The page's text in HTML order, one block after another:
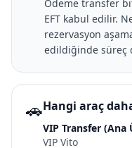
Ödeme transfer
EFT kabul edilir.
rezervasyon
edildiğinde süreç
🚗Hangi araç
VIP Transfer (Ana
VIP Vito